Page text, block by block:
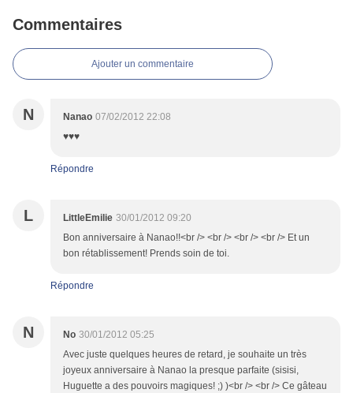
Commentaires
Ajouter un commentaire
N Nanao 07/02/2012 22:08
♥♥♥
Répondre
L LittleEmilie 30/01/2012 09:20
Bon anniversaire à Nanao!!<br /> <br /> <br /> <br /> Et un
bon rétablissement! Prends soin de toi.
Répondre
N No 30/01/2012 05:25
Avec juste quelques heures de retard, je souhaite un très
joyeux anniversaire à Nanao la presque parfaite (sisisi,
Huguette a des pouvoirs magiques! ;) )<br /> <br /> Ce gâteau